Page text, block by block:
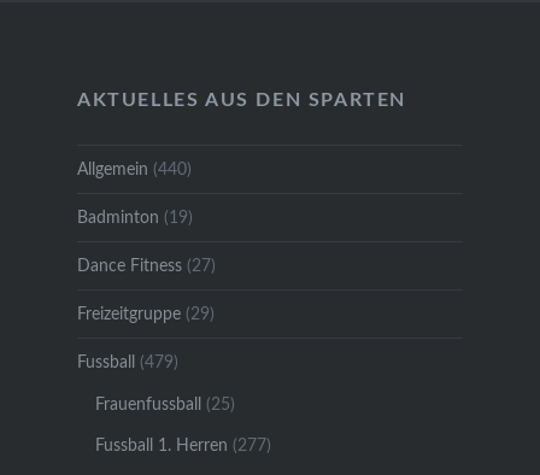
AKTUELLES AUS DEN SPARTEN
Allgemein (440)
Badminton (19)
Dance Fitness(27)
Freizeitgruppe(29)
Fussball (479)
Frauenfussball (25)
Fussball 1. Herren (277)